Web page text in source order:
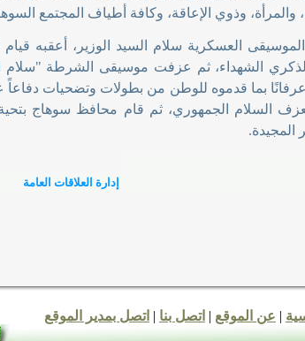
والمرأة، وذوي الإعاقة، وكافة أطياف المجتمع
العسكرية سلام السيد الوزير، أعقبه قيام
الشهداء، ثم عزفت موسيقى الشرطة "سلام
بما قدموه للوطن من بطولات وتضحيات
السلام الجمهوري، ثم قام محافظ سوهاج بتحية
المجيدة.
إدارة العلاقات العامة
| عن الموقع | اتصل بنا | اتصل بمدير الموقع